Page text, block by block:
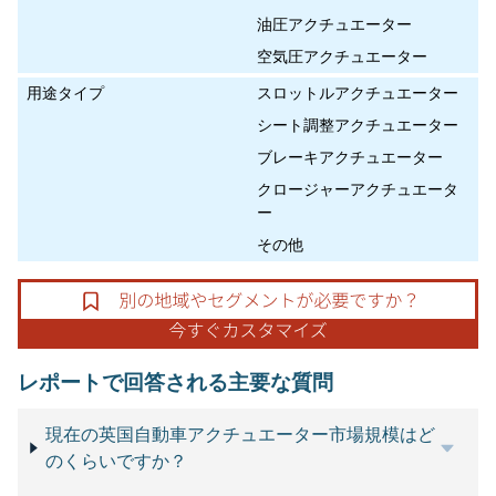
油圧アクチュエーター
空気圧アクチュエーター
用途タイプ
スロットルアクチュエーター
シート調整アクチュエーター
ブレーキアクチュエーター
クロージャーアクチュエータ
ー
その他
レポートで回答される主要な質問
現在の英国自動車アクチュエーター市場規模はど
のくらいですか？